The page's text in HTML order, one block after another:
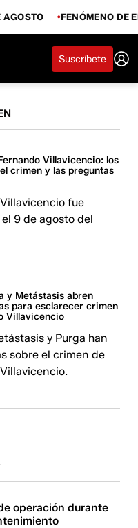
AGOSTO FENÓMENO DE
Suscríbete
Villavicencio: los
crimen y las preguntas
fue
9 de agosto del
y Metástasis abren
para esclarecer crimen
Villavicencio
y Purga han
sobre el crimen de
operación durante